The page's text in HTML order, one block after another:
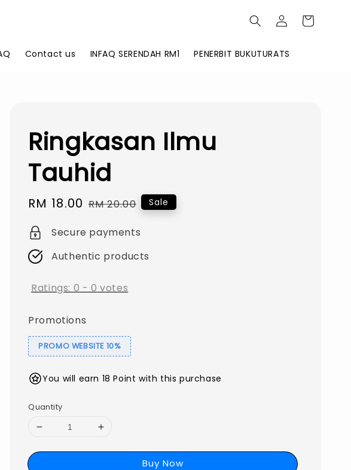
Contact us INFAQ SERENDAH RM1 PENERBIT BUKUTURATS
Ringkasan Ilmu
Tauhid
Sale
price
RM 18.00 Regular
RM 20.00 Sale
Secure payments
Authentic products
Ratings: 0 -0 votes
Promotions
PROMO WEBSITE 10%
You will earn 18 Point with this purchase
Quantity
Buy Now